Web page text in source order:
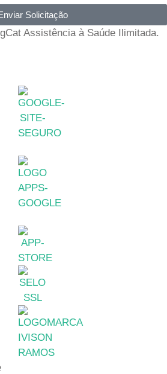
Solicitação
Assistência à Saúde Ilimitada.